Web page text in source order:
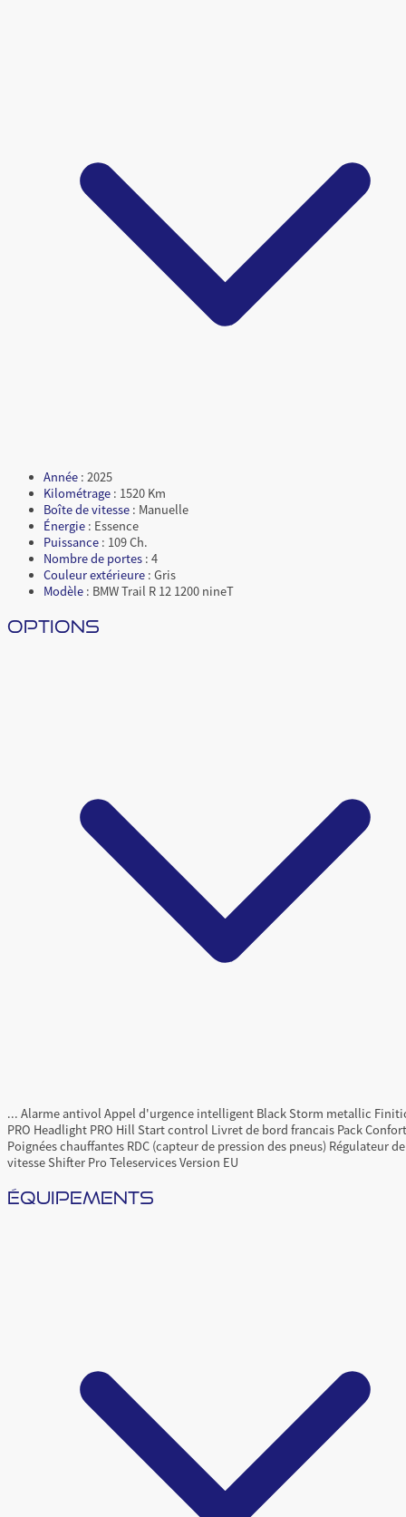
Année : 2025
Kilométrage : 1520 Km
Boîte de vitesse : Manuelle
Énergie : Essence
Puissance : 109 Ch.
Nombre de portes : 4
Couleur extérieure : Gris
Modèle : BMW Trail R 12 1200 nineT
OPTIONS
... Alarme antivol Appel d'urgence intelligent Black Storm metallic
PRO Headlight PRO Hill Start control Livret de bord francais Pack Confort
Poignées chauffantes RDC (capteur de pression des pneus) Régulateur de
vitesseShifter Pro TeleservicesVersion EU
ÉQUIPEMENTS